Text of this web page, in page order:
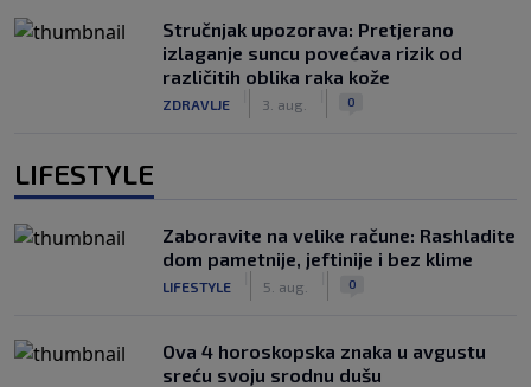
Stručnjak upozorava: Pretjerano
izlaganje suncu povećava rizik od
različitih oblika raka kože
ZDRAVLJE 3. aug. 0
LIFESTYLE
Zaboravite na velike račune: Rashladite
dom pametnije, jeftinije i bez klime
LIFESTYLE 5. aug. 0
Ova 4 horoskopska znaka u avgustu
sreću svoju srodnu dušu